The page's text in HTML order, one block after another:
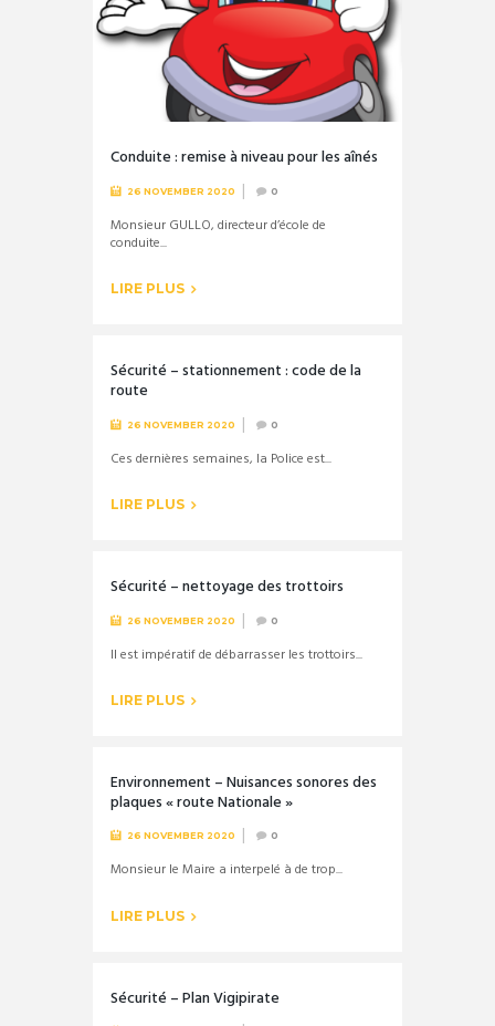
Conduite : remise à niveau pour les aînés
26 NOVEMBER 2020 0
Monsieur GULLO, directeur d’école de
conduite...
LIRE PLUS
Sécurité – stationnement : code de la
route
26 NOVEMBER 2020 0
Ces dernières semaines, la Police est...
LIRE PLUS
Sécurité – nettoyage des trottoirs
26 NOVEMBER 2020 0
Il est impératif de débarrasser les trottoirs...
LIRE PLUS
Environnement – Nuisances sonores des
plaques « route Nationale »
26 NOVEMBER 2020 0
Monsieur le Maire a interpelé à de trop...
LIRE PLUS
Sécurité – Plan Vigipirate